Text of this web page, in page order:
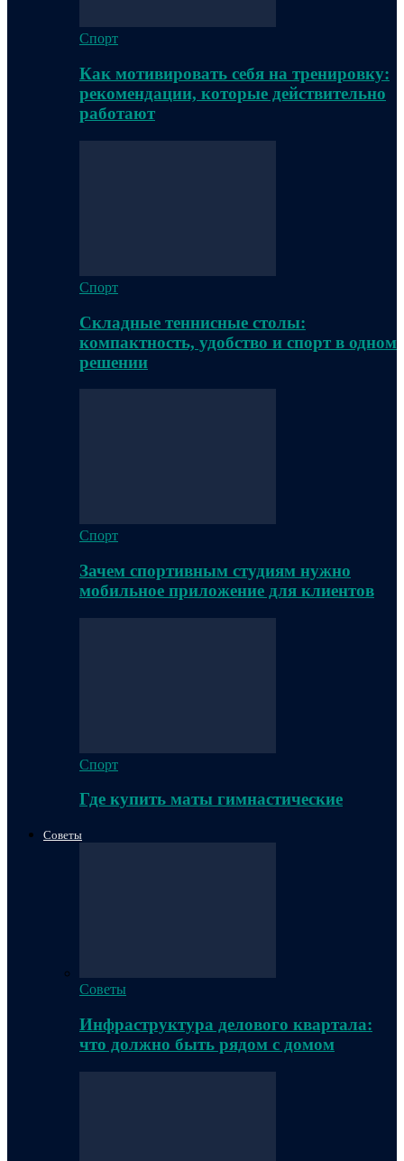
Спорт
Как мотивировать себя на тренировку:
рекомендации, которые действительно
работают
Спорт
Складные теннисные столы:
компактность, удобство и спорт в одном
решении
Спорт
Зачем спортивным студиям нужно
мобильное приложение для клиентов
Спорт
Где купить маты гимнастические
Советы
Советы
Инфраструктура делового квартала:
что должно быть рядом с домом